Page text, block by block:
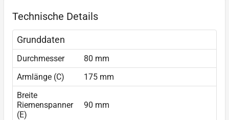
Technische Details
Grunddaten
Durchmesser
80 mm
Armlänge (C)
175 mm
Breite
Riemenspanner
(E)
90 mm